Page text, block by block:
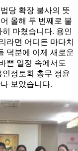
당 확장 불사의 뜻
올해 두 번째로 불
마쳤습니다. 용인
라면 어디든 마다치
덕분에 이제 새로운
쁜 일정 속에서도
정토회 총무 정윤
보았습니다.